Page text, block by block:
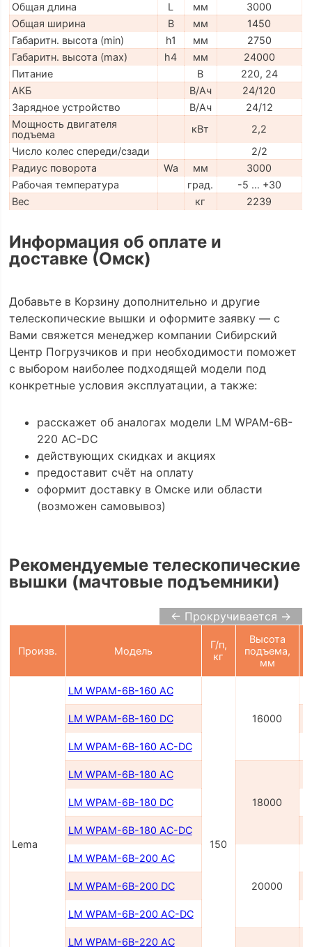
Общая длина
L мм
3000
Общая ширина
B мм
1450
Габаритн. высота (min)
h1 мм
2750
Габаритн. высота (max)
h4 мм
24000
Питание
В
220, 24
АКБ
В/Ач
24/120
Зарядное устройство
В/Ач
24/12
Мощность двигателя
подъема
кВт
2,2
Число колес спереди/сзади
2/2
Радиус поворота
Wa мм
3000
Рабочая температура
град.
-5 … +30
Вес
кг 2239
Информация об оплате и
доставке (Омск)
Добавьте в Корзину дополнительно и другие
телескопические вышки и оформите заявку — с
Вами свяжется менеджер компании Сибирский
Центр Погрузчиков и при необходимости поможет
с выбором наиболее подходящей модели под
конкретные условия эксплуатации, а также:
расскажет об аналогах модели LM WPAM-6B-
220 AC-DC
действующих скидках и акциях
предоставит счёт на оплату
оформит доставку в Омске или области
(возможен самовывоз)
Рекомендуемые телескопические
вышки (мачтовые подъемники)
← Прокручивается →
Произв. Модель
Г/п,
кг
Высота
подъема,
мм
Lema
LM WPAM-6B-160 AC
150
16000
LM WPAM-6B-160 DC
LM WPAM-6B-160 AC-DC
LM WPAM-6B-180 AC
18000
LM WPAM-6B-180 DC
LM WPAM-6B-180 AC-DC
LM WPAM-6B-200 AC
20000
LM WPAM-6B-200 DC
LM WPAM-6B-200 AC-DC
LM WPAM-6B-220 AC